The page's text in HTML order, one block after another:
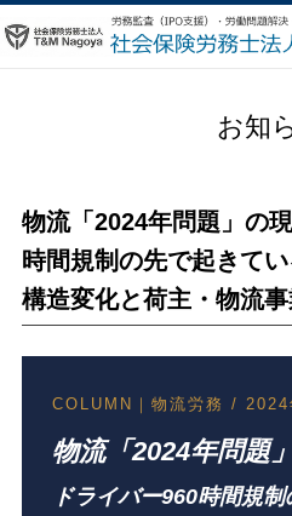
お知
物流「2024年問題」の
時間規制の先で起きて
構造変化と荷主・物流
COLUMN｜物流労務 /
物流「2024年問題
ドライバー960時間規制